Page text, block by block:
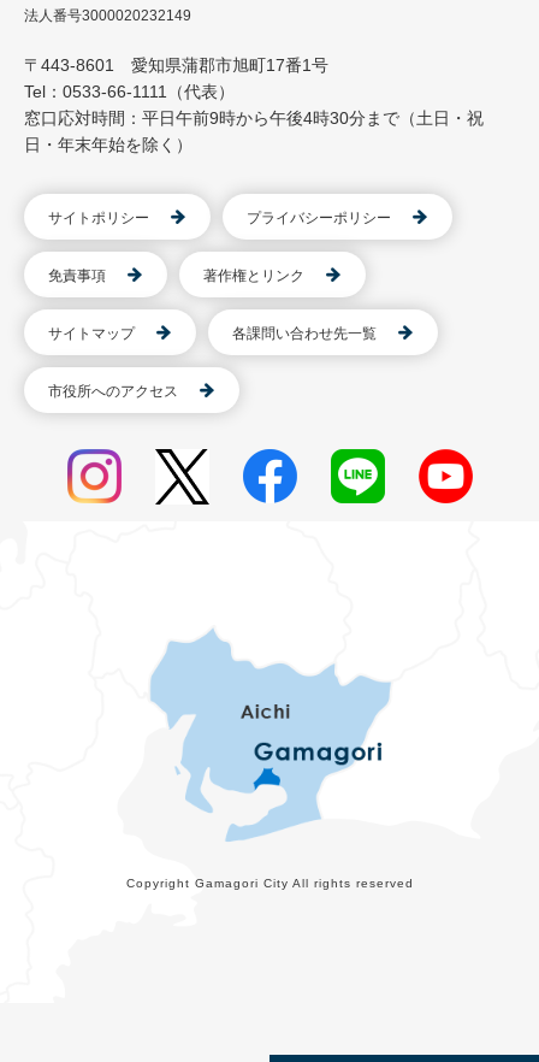
法人番号3000020232149
〒443-8601 愛知県蒲郡市旭町17番1号
Tel：0533-66-1111（代表）
窓口応対時間：平日午前9時から午後4時30分まで（土日・祝
日・年末年始を除く）
サイトポリシー プライバシーポリシー
免責事項 著作権とリンク
サイトマップ 各課問い合わせ先一覧
市役所へのアクセス
Copyright Gamagori City All rights reserved